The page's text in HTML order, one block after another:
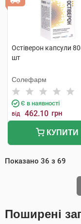
Остіверон капсули
шт
Солефарм
Є в наявності
від 462.10 грн
КУПИТИ
Показано 36 з 69
Поширені